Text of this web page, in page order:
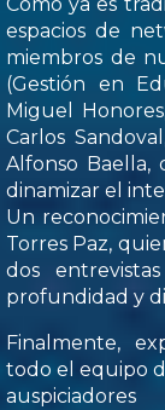
Como ya es
espacios de
miembros de
(Gestión en
Miguel
Carlos
Alfonso Baella,
dinamizar el
Un
Torres Paz,
dos
profundidad y
Finalmente,
todo el equipo